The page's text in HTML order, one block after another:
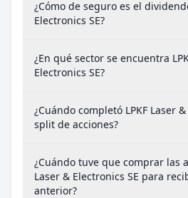
¿Cómo de seguro es el
Electronics SE?
¿En qué sector se encuentra
Electronics SE?
¿Cuándo completó LPKF Laser
split de acciones?
¿Cuándo tuve que comprar las
Laser & Electronics SE para
anterior?